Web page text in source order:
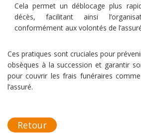
Cela permet un déblocage plus
décès, facilitant ainsi
conformément aux volontés de
Ces pratiques sont cruciales pour
obsèques à la succession et garantir
pour couvrir les frais funéraires
l’assuré.
Retour